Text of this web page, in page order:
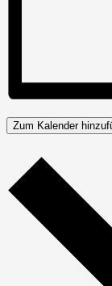
Zum Kalender